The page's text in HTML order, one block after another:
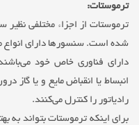
ترموستات:
ترموستات از اجزاء مختلفی
دارای فناوری خاص خود
انبساط یا انقباض مایع و یا گاز
رادیاتور را کنترل می‌کنند.
برای اینکه ترموستات بتواند به